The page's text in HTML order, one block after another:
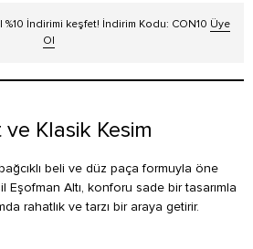
İndirimi keşfet! İndirim Kodu: CON10 Üye
Ol
ve Klasik Kesim
beli ve düz paça formuyla öne
Eşofman Altı, konforu sade bir tasarımla
rahatlık ve tarzı bir araya getirir.